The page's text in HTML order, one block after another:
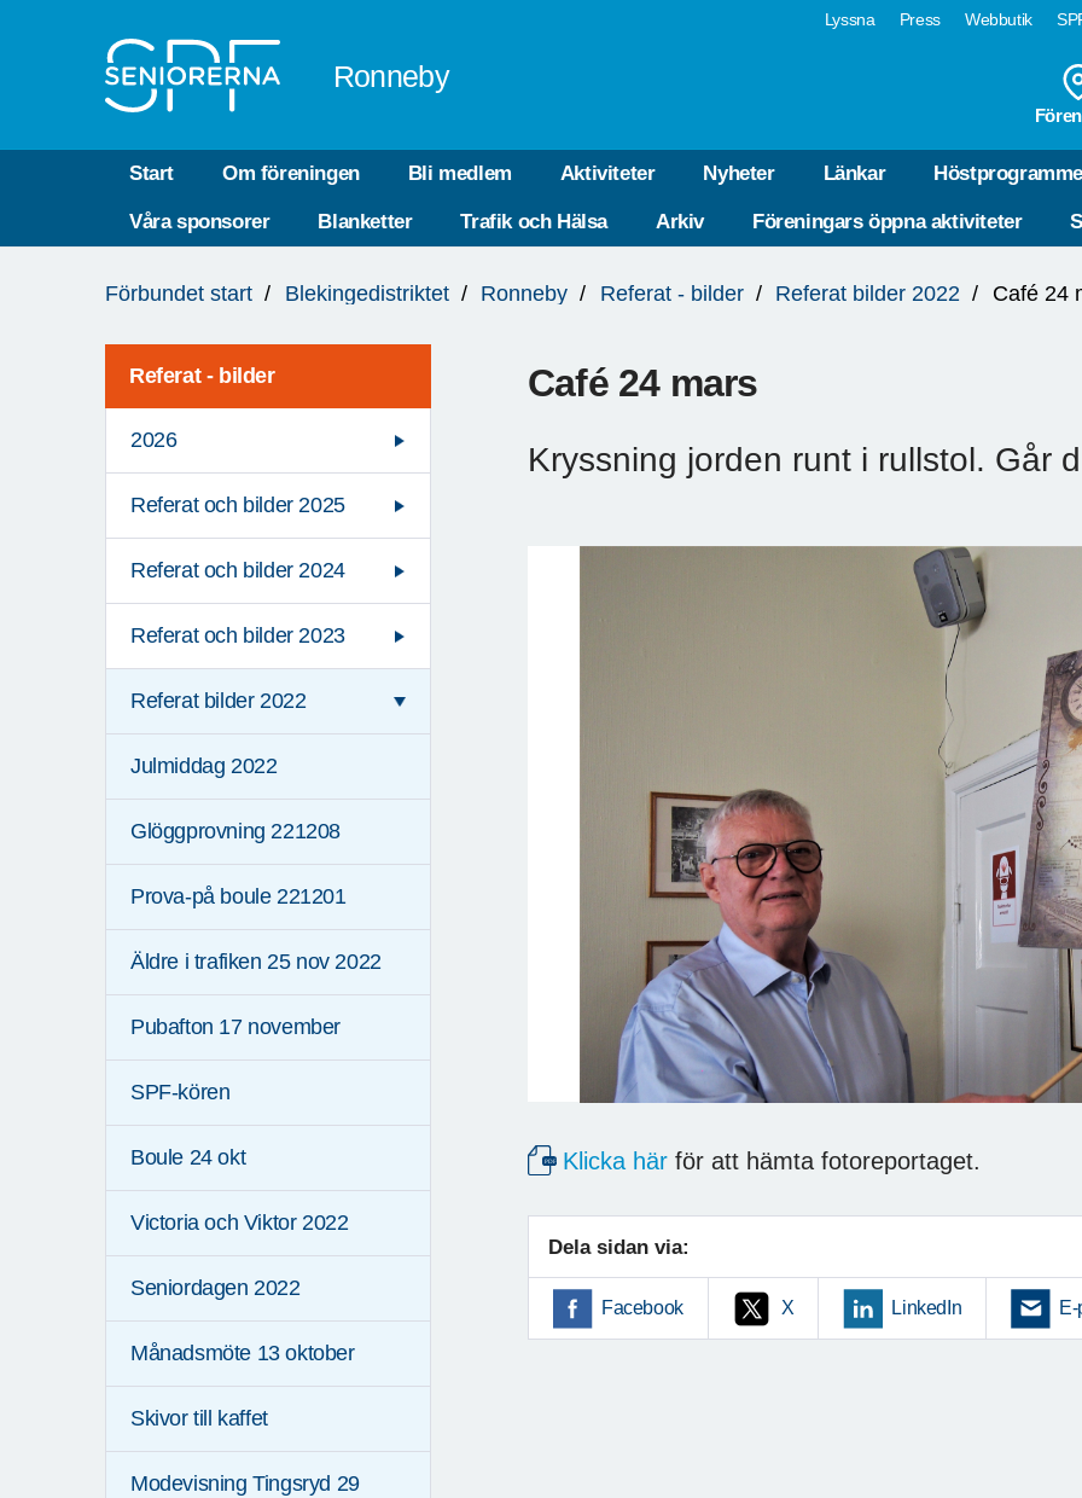
Lyssna Press Webbutik
Ronneby
Start Om föreningen Bli medlem Aktiviteter Nyheter Länkar
Våra sponsorer Blanketter Trafik och Hälsa Arkiv Föreningars öppna aktiviteter
är
Förbundet start Blekingedistriktet Ronneby Referat - bilder Referat bilder 2022 Café 24
Referat - bilder
2026
Referat och bilder 2025
Referat och bilder 2024
Referat och bilder 2023
Referat bilder 2022
Julmiddag 2022
Glöggprovning 221208
Prova-på boule 221201
Äldre i trafiken 25 nov 2022
Pubafton 17 november
SPF-kören
Boule 24 okt
Victoria och Viktor 2022
Seniordagen 2022
Månadsmöte 13 oktober
Skivor till kaffet
Modevisning Tingsryd 29
Café 24 mars
Kryssning jorden runt i rullstol. Går
Klicka här för att hämta fotoreportaget.
Dela sidan via:
Facebook X LinkedIn